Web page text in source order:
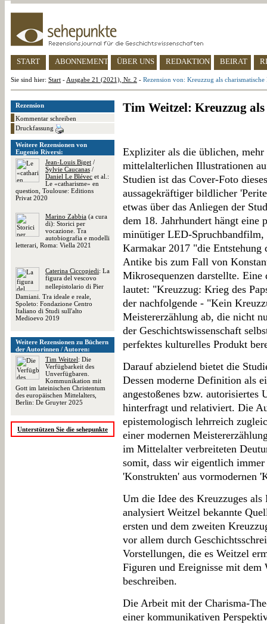
START ABONNEMENT ÜBER UNS REDAKTION BEIRAT
Sie sind hier: Start - Ausgabe 21 (2021), Nr. 2 - Rezension von: Kreuzzug als charismatische
Rezension
Kommentar schreiben
Druckfassung
Weitere Rezensionen von
Eugenio Riversi:
Jean-Louis Biget /
Sylvie Caucanas /
Daniel Le Blévec et al.:
Le «catharisme» en
question, Toulouse: Editions
Privat 2020
Marino Zabbia (a cura
di): Storici per
vocazione. Tra
autobiografia e modelli
letterari, Roma: Viella 2021
Caterina Ciccopiedi: La
figura del vescovo
nellepistolario di Pier
Damiani. Tra ideale e reale,
Spoleto: Fondazione Centro
Italiano di Studi sull'alto
Medioevo 2019
Weitere Rezensionen zu Büchern
der Autorinnen / Autoren:
Tim Weitzel: Die
Verfügbarkeit des
Unverfügbaren.
Kommunikation mit
Gott im lateinischen Christentum
des europäischen Mittelalters,
Berlin: De Gruyter 2025
Unterstützen Sie die sehepunkte
Tim Weitzel: Kreuzzug
Expliziter als die üblichen,
mittelalterlichen Illustrationen
Studien ist das Cover-Foto
aussagekräftiger bildlicher
etwas über das Anliegen der
dem 18. Jahrhundert hängt eine
minütiger LED-Spruchbandfilm,
Karmakar 2017 "die Entstehung
Antike bis zum Fall von
Mikrosequenzen darstellte.
lautet: "Kreuzzug: Krieg des
der nachfolgende - "Kein
Meistererzählung ab, die nicht
der Geschichtswissenschaft
perfektes kulturelles Produkt
Darauf abzielend bietet die
Dessen moderne Definition als
angestoßenes bzw.
hinterfragt und relativiert. Die
epistemologisch lehrreich
einer modernen
im Mittelalter verbreiteten
somit, dass wir eigentlich
'Konstrukten' aus vormodernen
Um die Idee des Kreuzzuges
analysiert Weitzel bekannte
ersten und dem zweiten
vor allem durch
Vorstellungen, die es Weitzel
Figuren und Ereignisse mit dem
beschreiben.
Die Arbeit mit der Charisma-
einer kommunikativen